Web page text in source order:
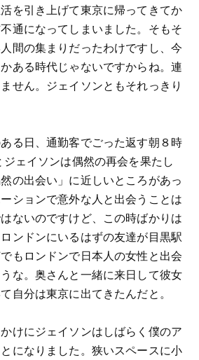
を引き上げて東京に帰ってきてか
通になってしまいました。そもそ
間の集まりだったわけですし、今
ある時代じゃないですからね。連
せん。ジェイソンともそれっきり
る日、通勤客でごった返す朝８時
ェイソンは偶然の再会を果たし
の出会い」に近しいところがあっ
ションで意外な人と出会うことは
ないのですけど、この時ばかりは
ンドンにいるはずの友達が目黒駅
もロンドンで日本人の女性と出会
な。奥さんと一緒に来日して彼女
自分は東京に出てきたんだと。
けにジェイソンはしばらく僕のア
になりました。狭いスペースに小